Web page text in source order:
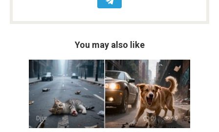
You may also like
Djur 0 69